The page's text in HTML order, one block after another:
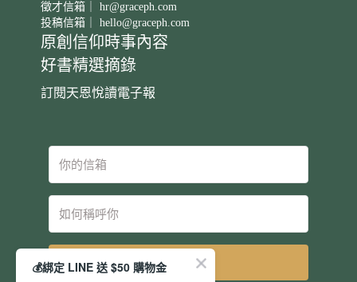
徵才信箱｜ hr@graceph.com
投稿信箱｜ hello@graceph.com
原創信仰時事內容
好書精選摘錄
訂閱天恩悅讀電子報
立即訂閱
💰綁定 LINE 送 $50 購物金